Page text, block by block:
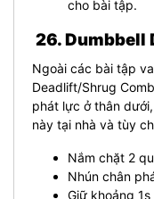
cho bài tập.
26. Dumbbell
Ngoài các bài tập
Deadlift/Shrug
phát lực ở thân
này tại nhà và tùy
Nắm chặt 2
Nhún chân
Giữ khoảng